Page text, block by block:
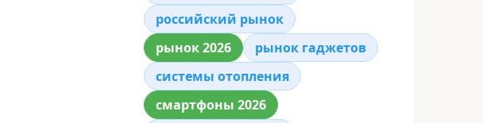
российский рынок
рынок 2026
рынок гаджетов
системы отопления
смартфоны 2026